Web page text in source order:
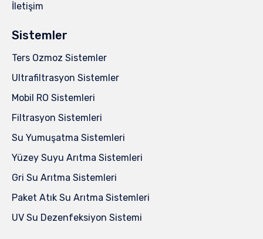
İletişim
Sistemler
Ters Ozmoz Sistemler
Ultrafiltrasyon Sistemler
Mobil RO Sistemleri
Filtrasyon Sistemleri
Su Yumuşatma Sistemleri
Yüzey Suyu Arıtma Sistemleri
Gri Su Arıtma Sistemleri
Paket Atık Su Arıtma Sistemleri
UV Su Dezenfeksiyon Sistemi